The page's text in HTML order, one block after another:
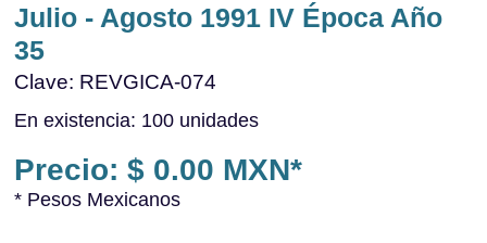
Julio - Agosto 1991 IV Época Año
35
Clave: REVGICA-074
En existencia: 100 unidades
Precio: $ 0.00 MXN*
* Pesos Mexicanos